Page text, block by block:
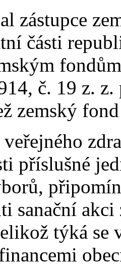
zástupce
části
č. 19 z.
zemský
příslušné
sanační akci
týká se